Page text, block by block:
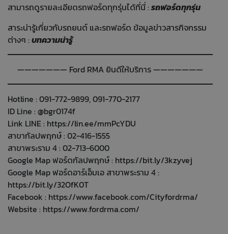
สามารถดูรายละเอียดรถฟอร์ดทุกรุ่นได้ที่นี่ : รถฟอร์ดทุกรุ่น
สาระน่ารู้เกี่ยวกับรถยนต์ และรถฟอร์ด ข้อมูลข่าวสารกิจกรรม
ต่างๆ : บทความน่ารู้
——————— Ford RMA ยินดีให้บริการ ———————
Hotline : 091-772-9899, 091-770-2177
ID Line : @bgr0174f
Link LINE : https://lin.ee/mmPcYDU
สาขากัลปพฤกษ์ : 02-416-1555
สาขาพระราม 4 : 02-713-6000
Google Map ฟอร์ดกัลปพฤกษ์ : https://bit.ly/3kzyvej
Google Map ฟอร์ดอาร์เอ็มเอ สาขาพระราม 4 :
https://bit.ly/32OfK0T
Facebook : https://www.facebook.com/Cityfordrma/
Website : https://www.fordrma.com/